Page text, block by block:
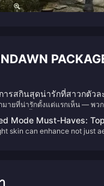
ารสกินสุดน่ารักที่สาวกตัว
ำค่า!
มายที่น่ารักตั้งแต่แรกเห็น — พว
รงบ้าง!
Mode Must-Haves:
skin can enhance not just